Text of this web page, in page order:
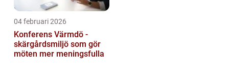
04 februari 2026
Konferens Värmdö -
skärgårdsmiljö som gör
möten mer meningsfulla